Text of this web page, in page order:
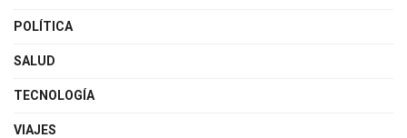
POLÍTICA
SALUD
TECNOLOGÍA
VIAJES